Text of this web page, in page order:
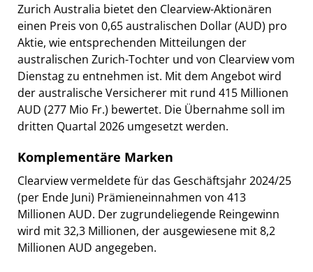
Zurich Australia bietet den Clearview-Aktionären
einen Preis von 0,65 australischen Dollar (AUD) pro
Aktie, wie entsprechenden Mitteilungen der
australischen Zurich-Tochter und von Clearview vom
Dienstag zu entnehmen ist. Mit dem Angebot wird
der australische Versicherer mit rund 415 Millionen
AUD (277 Mio Fr.) bewertet. Die Übernahme soll im
dritten Quartal 2026 umgesetzt werden.
Komplementäre Marken
Clearview vermeldete für das Geschäftsjahr 2024/25
(per Ende Juni) Prämieneinnahmen von 413
Millionen AUD. Der zugrundeliegende Reingewinn
wird mit 32,3 Millionen, der ausgewiesene mit 8,2
Millionen AUD angegeben.